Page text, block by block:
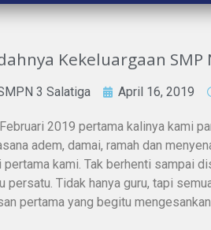
Kekeluargaan SMP
3 Salatiga April 16, 2019
2019 pertama kalinya kami
adem, damai, ramah dan
pertama kami. Tak berhenti sampai
persatu. Tidak hanya guru, tapi
pertama yang begitu